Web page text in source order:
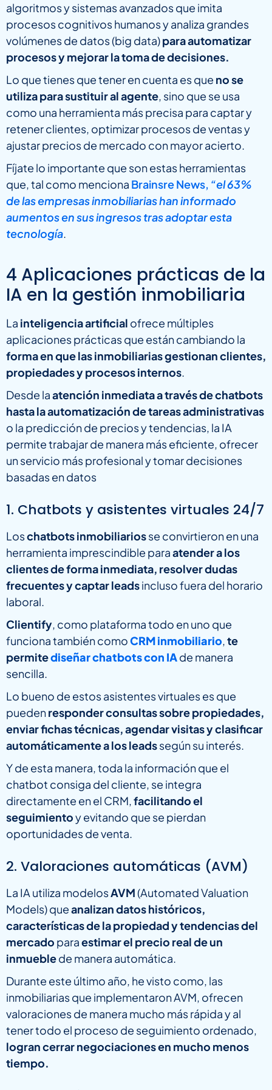
algoritmos y sistemas avanzados que imita
procesos cognitivos humanos y analiza grandes
volúmenes de datos (big data)para automatizar
procesos y mejorar la toma de decisiones.
Lo que tienes que tener en cuenta es que no se
utiliza para sustituir al agente, sino que se usa
como una herramienta más precisa para captar y
retener clientes, optimizar procesos de ventas y
ajustar precios de mercado con mayor acierto.
Fíjate lo importante que son estas herramientas
que, tal como menciona Brainsre News, “el 63%
de las empresas inmobiliarias han informado
aumentos en sus ingresos tras adoptar esta
tecnología.
4 Aplicaciones prácticas de la
IA en la gestión inmobiliaria
La inteligencia artificial ofrece múltiples
aplicaciones prácticas que están cambiando la
forma en que las inmobiliarias gestionan clientes,
propiedades y procesos internos.
Desde laatención inmediata a través de chatbots
hasta la automatización de tareas administrativas
o la predicción de precios y tendencias, la IA
permite trabajar de manera más eficiente, ofrecer
un servicio más profesional y tomar decisiones
basadas en datos
1. Chatbots y asistentes virtuales 24/7
Loschatbots inmobiliariosse convirtieron en una
herramienta imprescindible paraatender a los
clientes de forma inmediata, resolver dudas
frecuentes y captar leadsincluso fuera del horario
laboral.
Clientify, como plataforma todo en uno que
funciona también comoCRM inmobiliario,te
permitediseñar chatbots con IAde manera
sencilla.
Lo bueno de estos asistentes virtuales es que
puedenresponder consultas sobre propiedades,
enviar fichas técnicas, agendar visitas y clasificar
automáticamente a los leadssegún su interés.
Y de esta manera, toda la información que el
chatbot consiga del cliente, se integra
directamente en el CRM,facilitando el
seguimientoy evitando que se pierdan
oportunidades de venta.
2. Valoraciones automáticas (AVM)
La IA utiliza modelosAVM(Automated Valuation
Models) queanalizan datos históricos,
características de la propiedad y tendencias del
mercado paraestimar el precio real de un
inmueblede manera automática.
Durante este último año, he visto como, las
inmobiliarias que implementaron AVM, ofrecen
valoraciones de manera mucho más rápida y al
tener todo el proceso de seguimiento ordenado,
logran cerrar negociaciones en mucho menos
tiempo.